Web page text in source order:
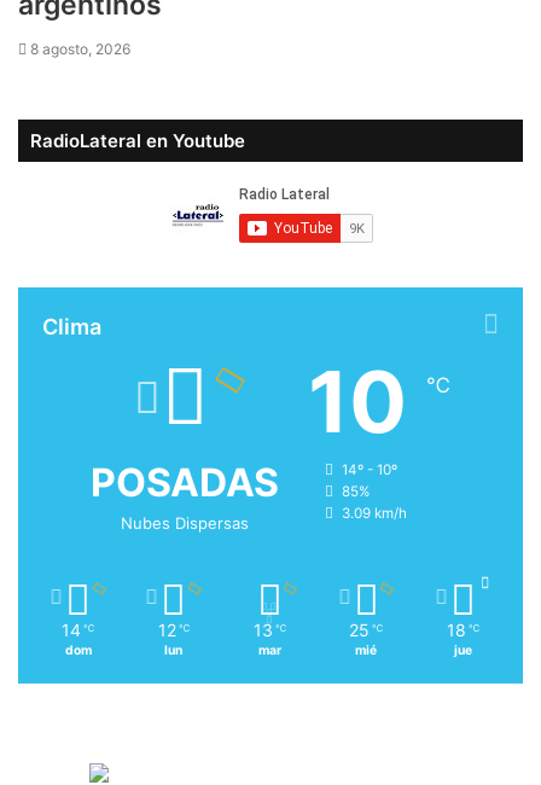
8 agosto, 2026
RadioLateral en Youtube
Clima
POSADAS
Nubes Dispersas
10 ℃
14º - 10º
85%
3.09 km/h
14 ℃
dom
12 ℃
lun
13 ℃
mar
25 ℃
mié
18 ℃
jue